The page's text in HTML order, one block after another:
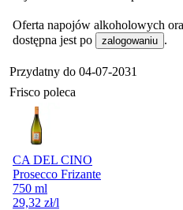
Oferta napojów alkoholowych
dostępna jest po
zalogowaniu .
Przydatny do 04-07-2031
Frisco poleca
CA DEL CINO
Prosecco Frizante
750 ml
29,32 zł/l